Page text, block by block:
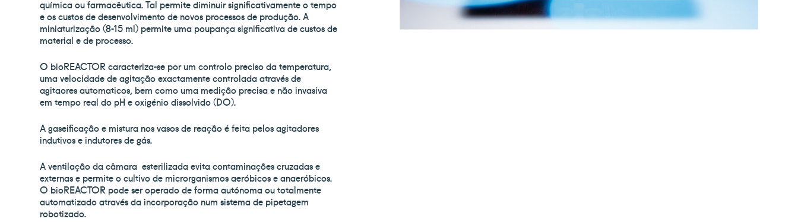
química ou farmacêutica. Tal permite diminuir significativamente o tempo
e os custos de desenvolvimento de novos processos de produção. A
miniaturização (8-15 ml) permite uma poupança significativa de custos de
material e de processo.
O bioREACTOR caracteriza-se por um controlo preciso da temperatura,
uma velocidade de agitação exactamente controlada através de
agitaores automaticos, bem como uma medição precisa e não invasiva
em tempo real do pH e oxigénio dissolvido (DO).
A gaseificação e mistura nos vasos de reação é feita pelos agitadores
indutivos e indutores de gás.
A ventilação da câmaraesterilizadaevita contaminações cruzadas e
externas e permite o cultivo de microrganismos aeróbicos e anaeróbicos.
O bioREACTOR pode ser operado de forma autónoma ou totalmente
automatizado através da incorporação num sistema de pipetagem
robotizado.
Contactos
info@paralab.pt
Assistência técnica
service@paralab.pt | 224 664 326*
Customização
cnp.service@paralab.pt | 220 434 032*
Serviço de Análises
analises@paralab.pt
Porto (Sede)
Rua Dr. Joaquim
4420-437 Valbom
T. +351 224 664 320 *
F. +351 224 664 321
info@paralab-bio.pt
*chamada para a rede fixa